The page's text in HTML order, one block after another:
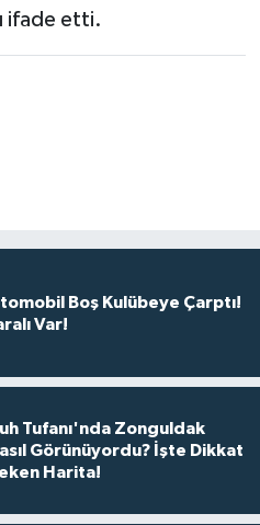
ifade etti.
Boş Kulübeye Çarptı!
Var!
Tufanı'nda Zonguldak
Görünüyordu? İşte Dikkat
Harita!